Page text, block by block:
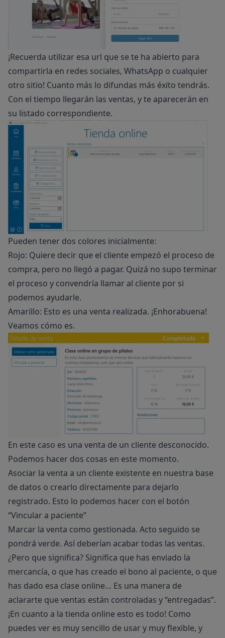
¡Recuerda utilizar esa url que se te ha abierto para
compartirla en redes sociales, WhatsApp o cualquier
otro sitio! Cuanto más lo difundas más éxito tendrás.
Con el tiempo llegarán las ventas, y te aparecerán en
su listado correspondiente.
Pueden tener dos colores inicialmente:
Rojo: Quiere decir que el cliente empezó el proceso de
compra, pero no llegó a pagar. Quizá no supo terminar
el proceso y convendría llamar al cliente por si
podemos ayudarle.
Amarillo: Esto es una venta realizada. ¡Enhorabuena!
Veamos cómo es.
En este caso es una venta de un cliente desconocido.
Podemos hacer dos cosas en este momento.
Asociar la venta a un cliente existente en nuestra base
de datos o crearlo directamente para dejarlo
registrado. Esto lo podemos hacer con el botón
“Vincular a paciente”
Marcar la venta como gestionada. Acto seguido se
pondrá verde. Así deberían acabar todas las ventas.
¿Pero que significa? Significa que has enviado la
mercancía, o que has creado el bono al paciente, o que
has dado esa clase online… Es una manera de
aclararte que ventas están controladas y “entregadas”.
¡En cuanto a la tienda online esto es todo! Como
puedes ver es muy sencillo de usar y muy flexible, y